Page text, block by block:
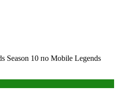
Season 10 по Mobile Legends